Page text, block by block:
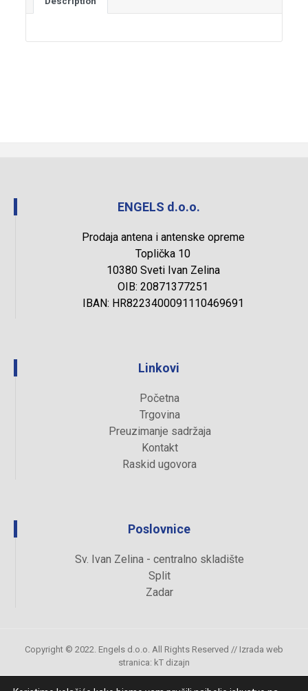
ENGELS d.o.o.
Prodaja antena i antenske opreme
Toplička 10
10380 Sveti Ivan Zelina
OIB: 20871377251
IBAN: HR8223400091110469691
Linkovi
Početna
Trgovina
Preuzimanje sadržaja
Kontakt
Raskid ugovora
Poslovnice
Sv. Ivan Zelina - centralno skladište
Split
Zadar
Copyright © 2022. Engels d.o.o. All Rights Reserved // Izrada web
stranica: kT dizajn